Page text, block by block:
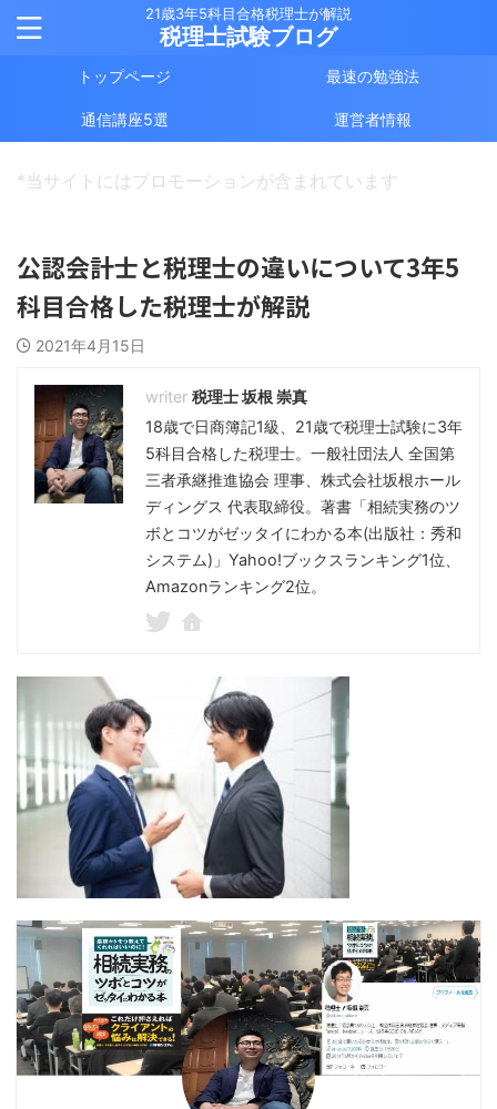
21歳3年5科目合格税理士が解説
税理士試験ブログ
トップページ 最速の勉強法
通信講座5選 運営者情報
*当サイトにはプロモーションが含まれています
公認会計士と税理士の違いについて3年5
科目合格した税理士が解説
2021年4月15日
税理士 坂根 崇真
18歳で日商簿記1級、21歳で税理士試験に3年
5科目合格した税理士。一般社団法人 全国第
三者承継推進協会 理事、株式会社坂根ホール
ディングス 代表取締役。著書「相続実務のツ
ボとコツがゼッタイにわかる本(出版社：秀和
システム)」Yahoo!ブックスランキング1位、
Amazonランキング2位。